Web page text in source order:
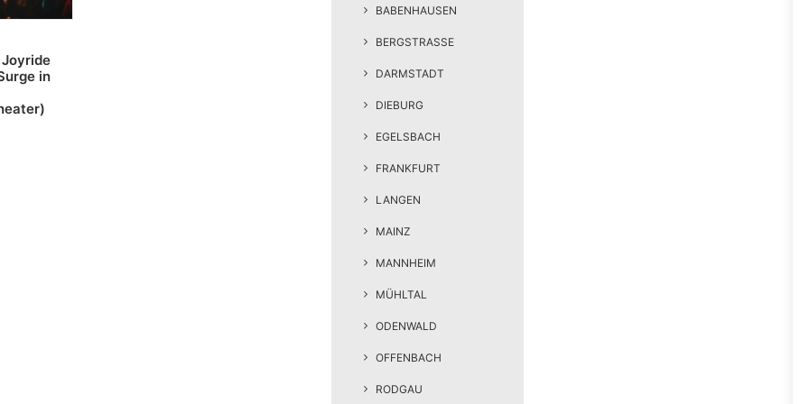
in
BABENHAUSEN
BERGSTRASSE
DARMSTADT
DIEBURG
EGELSBACH
FRANKFURT
LANGEN
MAINZ
MANNHEIM
MÜHLTAL
ODENWALD
OFFENBACH
RODGAU